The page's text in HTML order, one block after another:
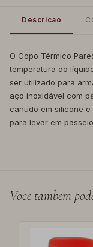
Descricao
O Copo Térmico
temperatura do
ser utilizado para
aço inoxidável com
canudo em silicone
para levar em
Voce tambem